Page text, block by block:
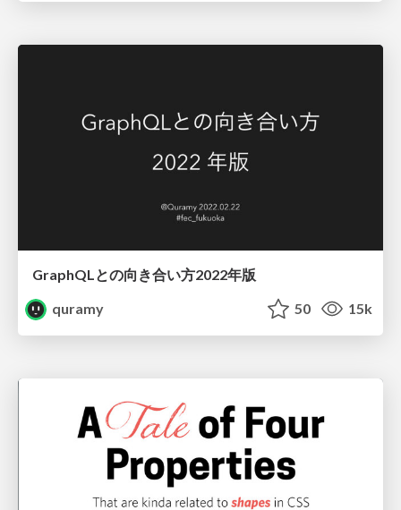
GraphQLとの向き合い方2022年版
quramy
50 15k